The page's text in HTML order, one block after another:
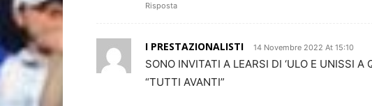
Risposta
I PRESTAZIONALISTI 14 Novembre 2022 At 15:10
SONO INVITATI A LEARSI DI ‘ULO E UNISSI
“TUTTI AVANTI”